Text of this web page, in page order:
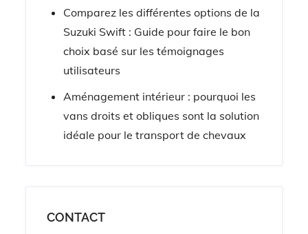
Comparez les différentes options de la
Suzuki Swift : Guide pour faire le bon
choix basé sur les témoignages
utilisateurs
Aménagement intérieur : pourquoi les
vans droits et obliques sont la solution
idéale pour le transport de chevaux
CONTACT